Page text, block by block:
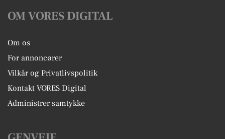
OM VORES DIGITAL
Om os
For annoncører
Vilkår og Privatlivspolitik
Kontakt VORES Digital
Administrer samtykke